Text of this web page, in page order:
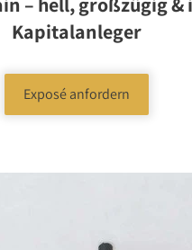
Kapitalanleger
Exposé anfordern